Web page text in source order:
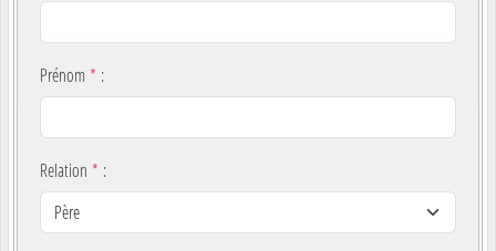
Prénom * :
Relation * :